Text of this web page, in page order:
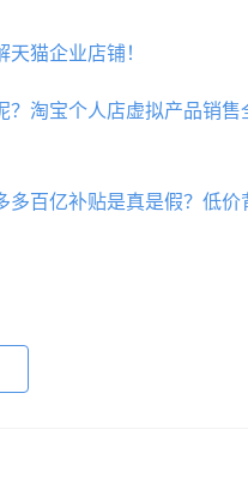
猫企业店铺！
淘宝个人店虚拟产品销售
百亿补贴是真是假？低价